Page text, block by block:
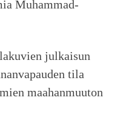
Muhammad-
julkaisun
tila
maahanmuuton